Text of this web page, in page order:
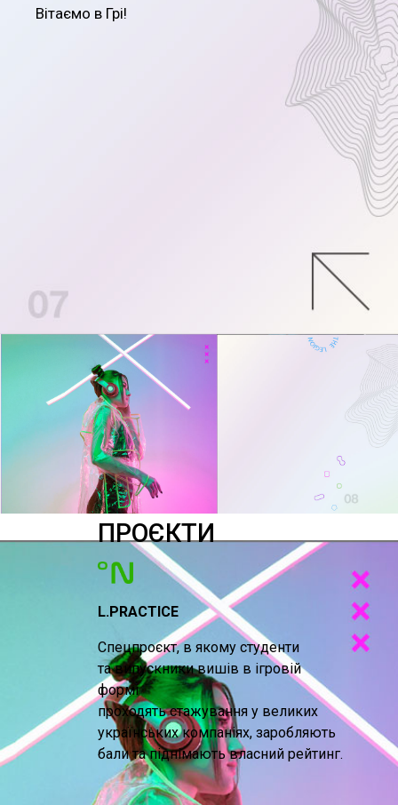
Вітаємо в Грі!
ПРОЄКТИ
L.PRACTICE
Спецпроєкт, в якому студенти
та випускники вишів в ігровій
формі
проходять стажування у великих
українських компаніях, заробляють
бали та піднімають власний рейтинг.